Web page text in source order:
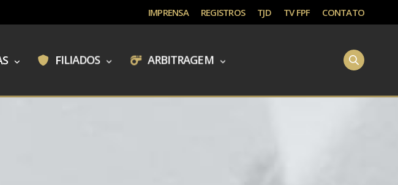
IMPRENSA REGISTROS TJD TV FPF CONTATO
FILIADOS ARBITRAGEM